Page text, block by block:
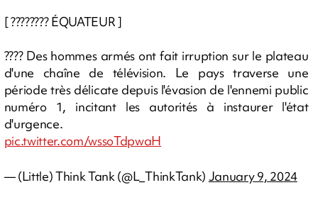
[ ???????? ÉQUATEUR ]
????️ Des hommes armés ont fait irruption sur le plateau
d'une chaîne de télévision. Le pays traverse une
période très délicate depuis l'évasion de l'ennemi public
numéro 1, incitant les autorités à instaurer l'état
d'urgence.
pic.twitter.com/wssoTdpwaH
— (Little) Think Tank (@L_ThinkTank) January 9, 2024